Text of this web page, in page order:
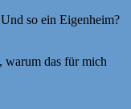
so ein Eigenheim?
warum das für mich